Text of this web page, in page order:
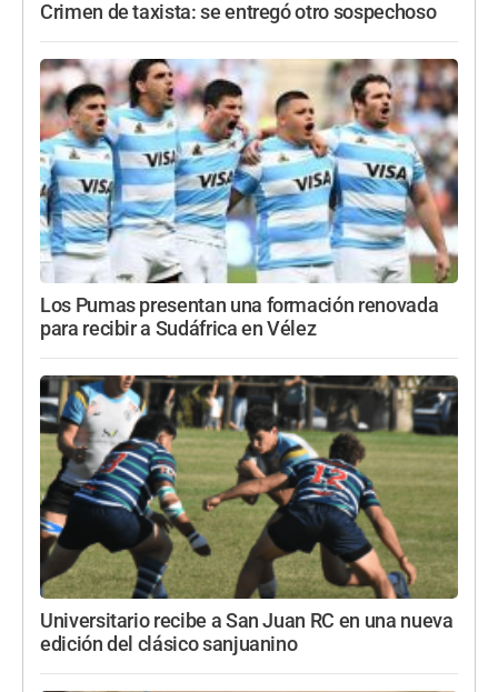
Crimen de taxista: se entregó otro sospechoso
Los Pumas presentan una formación renovada
para recibir a Sudáfrica en Vélez
Universitario recibe a San Juan RC en una nueva
edición del clásico sanjuanino